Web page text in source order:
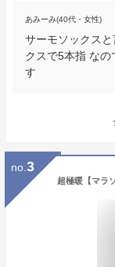
あみーみ(40代・女性)
サーモソックス
クスで5本指 な
す
no. 3